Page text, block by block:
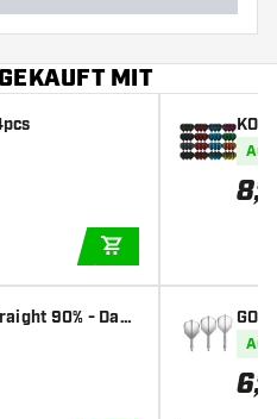
MIT
90% - Dart
ets)
Auf
8,95
Auf
6,95